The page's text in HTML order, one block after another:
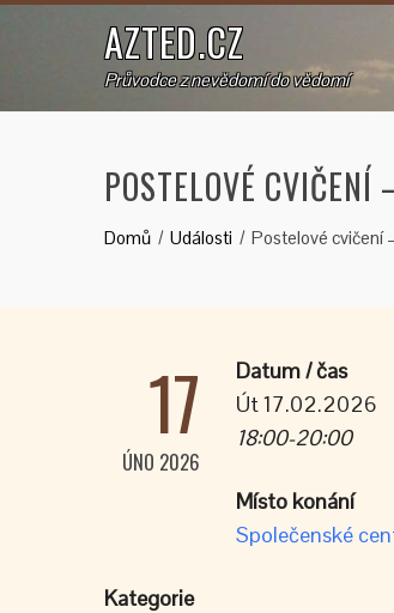
AZTED.CZ
Průvodce z nevědomí do vědomí
POSTELOVÉ CVIČENÍ
Domů Události Postelové cvičení
17
ÚNO 2026
Datum / čas
Út 17.02.2026
18:00-20:00
Místo konání
Společenské
Kategorie